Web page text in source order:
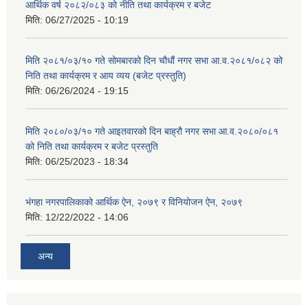
आर्थिक वर्ष २०८२/०८३ को नीति तथा कार्यक्रम र बजेट
मिति: 06/27/2025 - 10:19
मिति २०८१/०३/१० गते सोमबारको दिन चौधौं नगर सभा आ.व.२०८१/०८२ को
निति तथा कार्यक्रम र आय व्यय (बजेट प्रस्तुति)
मिति: 06/26/2024 - 19:15
मिति २०८०/०३/१० गते आइतवारको दिन बाह्रौ नगर सभा आ.व.२०८०/०८१
को निति तथा कार्यक्रम र बजेट प्रस्तुति
मिति: 06/25/2023 - 18:34
भंगहा नगरपालिकाको आर्थिक ऐन, २०७९ र विनियोजन ऐन, २०७९
मिति: 12/22/2022 - 14:06
अन्य